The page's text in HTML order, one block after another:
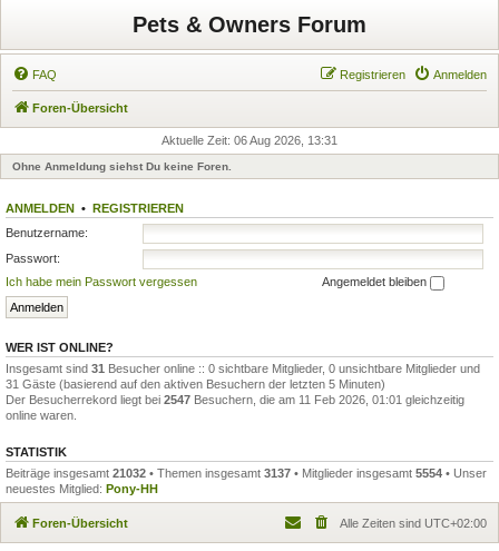
Pets & Owners Forum
FAQ Anmelden
Registrieren
Foren-Übersicht
Aktuelle Zeit: 06 Aug 2026, 13:31
Ohne Anmeldung siehst Du keine Foren.
ANMELDEN • REGISTRIEREN
Benutzername:
Passwort:
Ich habe mein Passwort vergessen
Angemeldet bleiben
WER IST ONLINE?
Insgesamt sind 31 Besucher online :: 0 sichtbare Mitglieder, 0 unsichtbare Mitglieder und
31 Gäste (basierend auf den aktiven Besuchern der letzten 5 Minuten)
Der Besucherrekord liegt bei 2547 Besuchern, die am 11 Feb 2026, 01:01 gleichzeitig
online waren.
STATISTIK
Beiträge insgesamt 21032 • Themen insgesamt 3137 • Mitglieder insgesamt 5554 • Unser
neuestes Mitglied: Pony-HH
Foren-Übersicht Alle Zeiten sind UTC+02:00